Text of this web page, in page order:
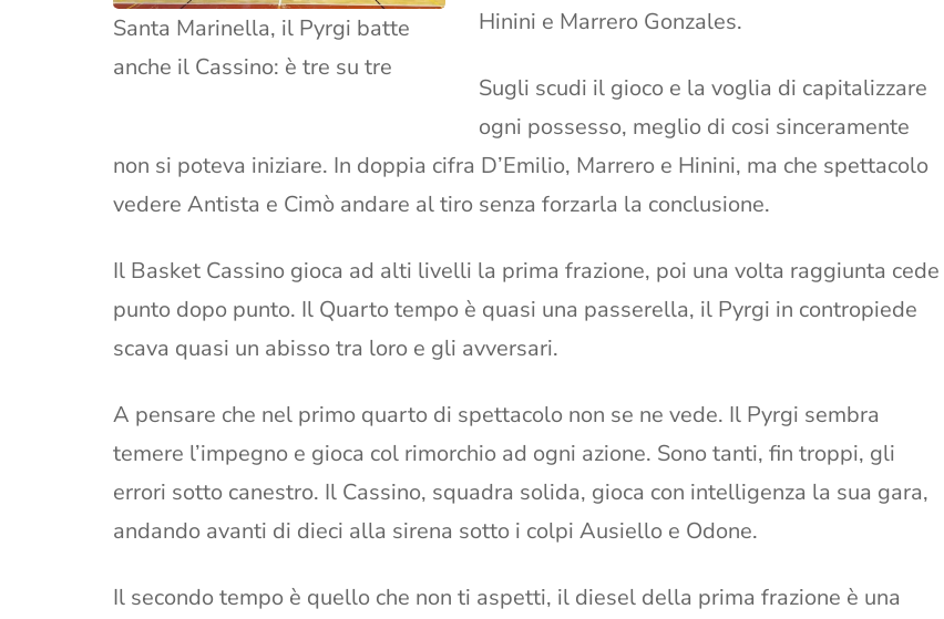
Santa Marinella, il Pyrgi batte
anche il Cassino: è tre su tre
Hinini e Marrero Gonzales.
Sugli scudi il gioco e la voglia di capitalizzare
ogni possesso, meglio di cosi sinceramente
non si poteva iniziare. In doppia cifra D’Emilio, Marrero e Hinini, ma che spettacolo
vedere Antista e Cimò andare al tiro senza forzarla la conclusione.
Il Basket Cassino gioca ad alti livelli la prima frazione, poi una volta raggiunta cede
punto dopo punto. Il Quarto tempo è quasi una passerella, il Pyrgi in contropiede
scava quasi un abisso tra loro e gli avversari.
A pensare che nel primo quarto di spettacolo non se ne vede. Il Pyrgi sembra
temere l’impegno e gioca col rimorchio ad ogni azione. Sono tanti, fin troppi, gli
errori sotto canestro. Il Cassino, squadra solida, gioca con intelligenza la sua gara,
andando avanti di dieci alla sirena sotto i colpi Ausiello e Odone.
Il secondo tempo è quello che non ti aspetti, il diesel della prima frazione è una